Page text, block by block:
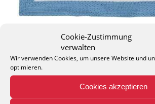
Cookie-Zustimmung
verwalten
Wir verwenden Cookies, um unsere Website und
optimieren.
Cookies akzeptieren
THEO KELLER GMBH
Lohackerstr. 30